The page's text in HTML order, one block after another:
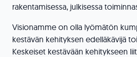
rakentamisessa, julkisessa
Visionamme on olla lyömätön
kestävän kehityksen edelläkävijä
Keskeiset kestävään kehitykseen